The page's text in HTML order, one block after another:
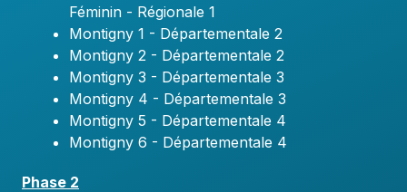
Féminin - Régionale 1
Montigny 1 - Départementale 2
Montigny 2 - Départementale 2
Montigny 3 - Départementale 3
Montigny 4 - Départementale 3
Montigny 5 - Départementale 4
Montigny 6 - Départementale 4
Phase 2